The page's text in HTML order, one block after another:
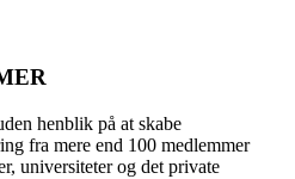
henblik på at skabe
fra mere end 100 medlemmer
universiteter og det private